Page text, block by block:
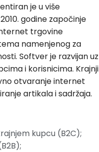
je u više
godine započinje
trgovine
namenjenog za
Softver je razvijan uz
i korisnicima. Krajnji
otvaranje internet
artikala i sadržaja.
kupcu (B2C);